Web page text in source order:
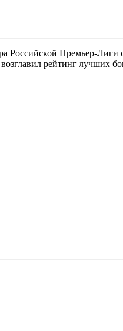
Российской Премьер-
рейтинг